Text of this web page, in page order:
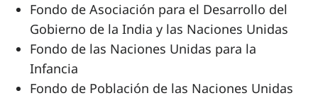
Fondo de Asociación para el Desarrollo del
Gobierno de la India y las Naciones Unidas
Fondo de las Naciones Unidas para la
Infancia
Fondo de Población de las Naciones Unidas